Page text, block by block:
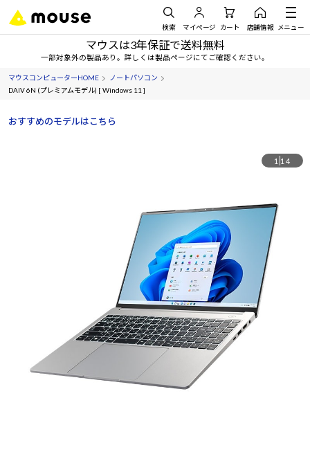
検索 マイページ カート 店舗情報 メニュー
マウスは3年保証で送料無料
一部対象外の製品あり。詳しくは製品ページにてご確認ください。
マウスコンピューターHOME
ノートパソコン
DAIV 6N (プレミアムモデル) [ Windows 11 ]
おすすめのモデルはこちら
1 14